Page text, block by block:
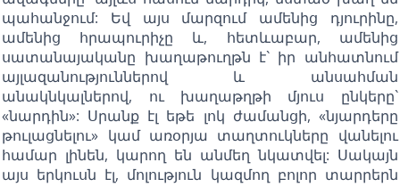
պահանջում: Եվ այս մարզում ամենից դյուրինը,
ամենից հրապուրիչը և, հետևաբար, ամենից
սատանայականը խաղաթուղթն է` իր անհատնում
այլազանություններով և անսահման
անակնկալներով, ու խաղաթղթի մյուս ընկերը`
«նարդին»: Սրանք էլ եթե լոկ ժամանցի, «նյարդերը
թուլացնելու» կամ առօրյա տաղտուկները վանելու
համար լինեն, կարող են անմեղ նկատվել: Սակայն
այս երկուսն էլ, մոլություն կազմող բոլոր տարրերն